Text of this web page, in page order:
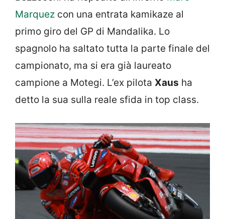
Marquez con una entrata kamikaze al
primo giro del GP di Mandalika. Lo
spagnolo ha saltato tutta la parte finale del
campionato, ma si era già laureato
campione a Motegi. L’ex pilota Xaus ha
detto la sua sulla reale sfida in top class.